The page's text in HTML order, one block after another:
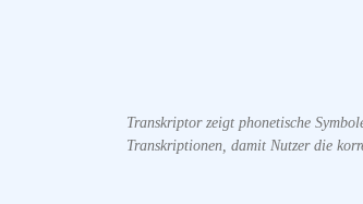
Transkriptor zeigt phonetische
Transkriptionen, damit Nutzer die